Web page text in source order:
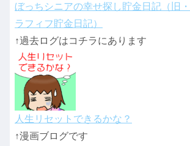
ぼっちシニアの幸せ探し貯金日記（旧
ラフィフ貯金日記）
↑過去ログはコチラにあります
人生リセットできるかな？
↑漫画ブログです